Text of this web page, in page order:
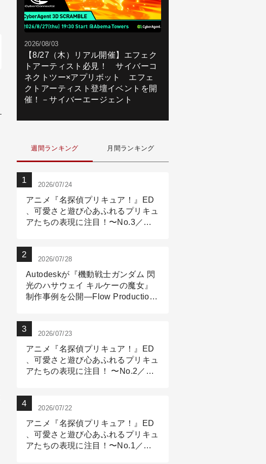
2026/08/03
【8/27（木）リアル開催】エフェク
トアーティスト必見！ サイバーコ
ネクトツー×アプリボット エフェ
クトアーティスト登壇イベントを開
催！－サイバーエージェント
週間ランキング 月間ランキング
2026/07/24
アニメ『名探偵プリキュア！』ED
、可愛さと遊び心あふれるプリキュ
アたちの表現に注目！〜No.3／ア
2026/07/28
Autodeskが『機動戦士ガンダム 閃
光のハサウェイ キルケーの魔女』
制作事例を公開―Flow Production
2026/07/23
アニメ『名探偵プリキュア！』ED
、可愛さと遊び心あふれるプリキュ
アたちの表現に注目！ 〜No.2／モ
2026/07/22
アニメ『名探偵プリキュア！』ED
、可愛さと遊び心あふれるプリキュ
アたちの表現に注目！〜No.1／演